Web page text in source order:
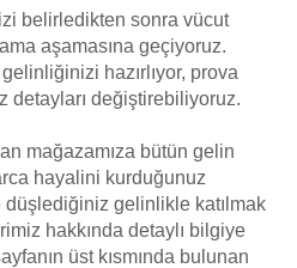
belirledikten sonra vücut
aşamasına geçiyoruz.
hazırlıyor, prova
detayları değiştirebiliyoruz.
mağazamıza bütün gelin
hayalini kurduğunuz
gelinlikle katılmak
hakkında detaylı bilgiye
üst kısmında bulunan